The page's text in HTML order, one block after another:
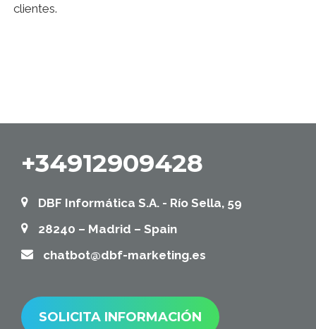
clientes.
+34912909428
DBF Informática S.A. - Río Sella, 59
28240 – Madrid – Spain
chatbot@dbf-marketing.es
SOLICITA INFORMACIÓN